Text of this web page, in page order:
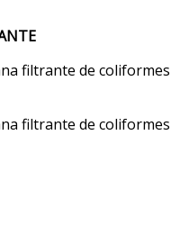
filtrante de coliformes
filtrante de coliformes
totais